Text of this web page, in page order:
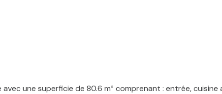
une superficie de 80.6 m² comprenant : entrée,